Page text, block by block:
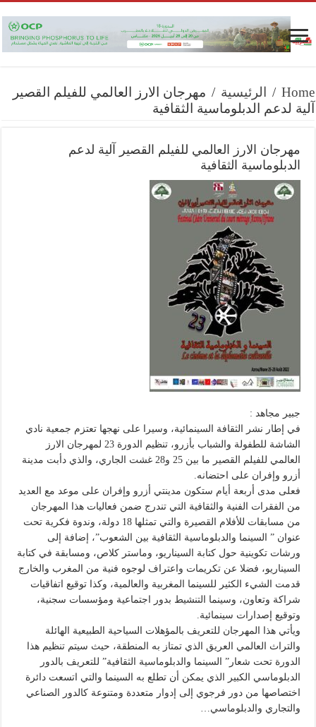
Home
/ الرئيسية / مهرجان الارز العالمي للفيلم القصير
آلية لدعم الدبلوماسية الثقافية
مهرجان الارز العالمي للفيلم القصير آلية لدعم
الدبلوماسية الثقافية
جبير مجاهد :
في إطار نشر الثقافة السينمائية، وسيرا على نهجها تعتزم جمعية نادي
الشاشة للطفولة والشباب بأزرو، تنظيم الدورة 23 لمهرجان الارز
العالمي للفيلم القصير ما بين 25 و28 غشت الجاري، والذي دأبت مدينة
أزرو وإفران على احتضانه.
فعلى مدى أربعة أيام ستكون مدينتي أزرو وإفران على موعد مع العديد
من الفقرات الفنية والثقافية التي تندرج ضمن فعاليات هذا المهرجان
من مسابقات للأفلام القصيرة والتي تمثلها 18 دولة، وندوة فكرية تحت
عنوان ” السينما والدبلوماسية الثقافية بين الشعوب”، إضافة إلى
ورشات تكوينية حول كتابة السيناريو، وماستر كلاص، ومسابقة في كتابة
السيناريو، فضلا عن تكريمات واعتراف لوجوه فنية من المغرب والخارج
قدمت الشيء الكثير للسينما المغربية والعالمية، وكذا توقيع اتفاقيات
شراكة وتعاون، وسينما التنشيط بدور اجتماعية ومؤسسات سجنية،
وتوقيع إصدارات سينمائية.
ويأتي هذا المهرجان للتعريف بالمؤهلات السياحية الطبيعية الهائلة
والتراث العالمي العريق الذي تمتاز به المنطقة، حيث سيتم تنظيم هذا
الدورة تحت شعار” السينما والدبلوماسية الثقافية” للتعريف بالدور
الدبلوماسي الكبير الذي يمكن أن تطلع به السينما والتي اتسعت دائرة
اختصاصها من دور فرجوي إلى إدوار متعددة ومتنوعة كالدور الصناعي
والتجاري والدبلوماسي…